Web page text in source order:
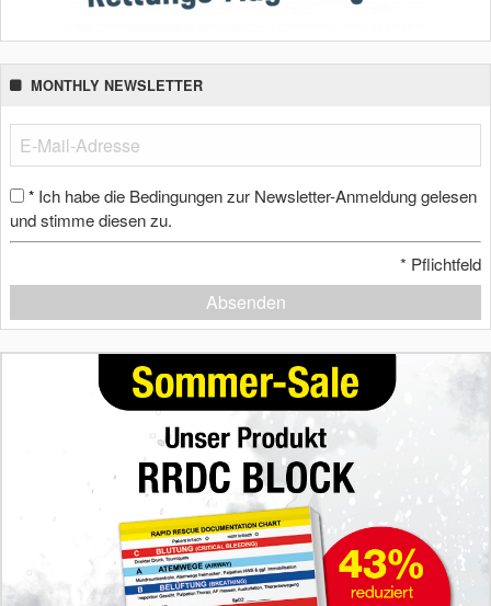
MONTHLY NEWSLETTER
* Ich habe die Bedingungen zur Newsletter-Anmeldung gelesen
und stimme diesen zu.
* Pflichtfeld
Absenden